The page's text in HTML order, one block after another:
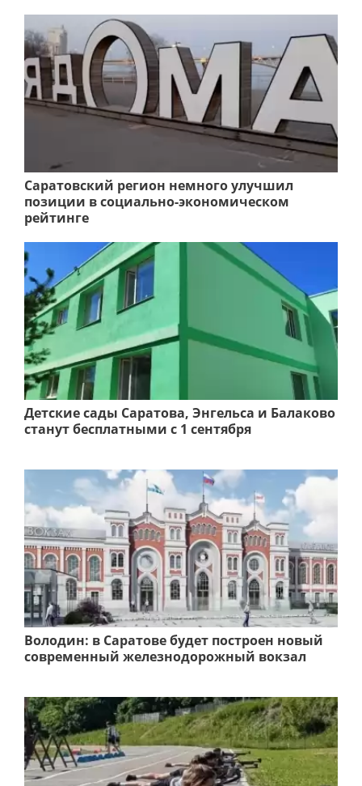
Саратовский регион немного улучшил
позиции в социально-экономическом
рейтинге
Детские сады Саратова, Энгельса и Балаково
станут бесплатными с 1 сентября
Володин: в Саратове будет построен новый
современный железнодорожный вокзал